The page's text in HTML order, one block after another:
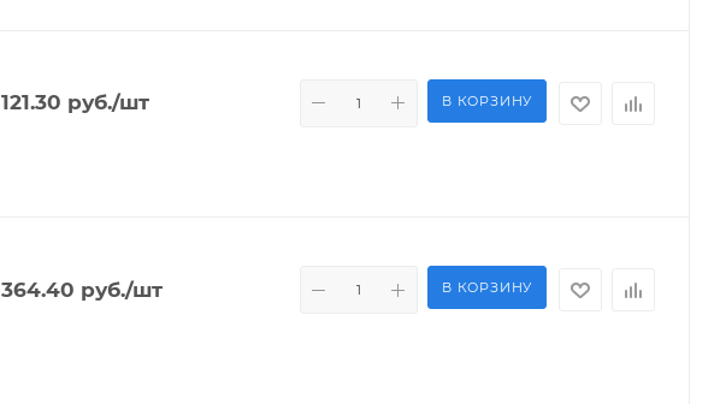
121.30 руб./шт В КОРЗИНУ
364.40 руб./шт В КОРЗИНУ